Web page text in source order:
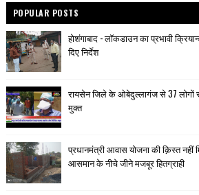
POPULAR POSTS
होशंगाबाद - लॉकडाउन का प्रभावी
दिए निर्देश
रायसेन जिले के ओबेदुल्लागंज से 37
मुक्त
प्रधानमंत्री आवास योजना की क़िस्त
आसमान के नीचे जीने मजबूर हितग्राही